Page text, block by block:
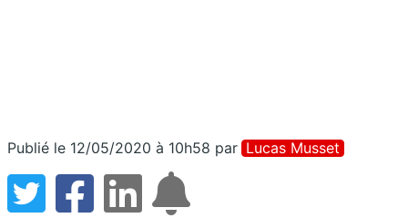
Publié le 12/05/2020 à 10h58 par Lucas Musset